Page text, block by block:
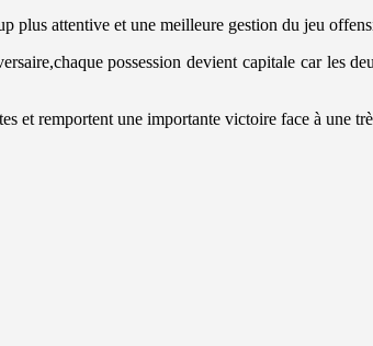
plus attentive et une meilleure gestion du jeu
possession devient capitale car les
et remportent une importante victoire face à une